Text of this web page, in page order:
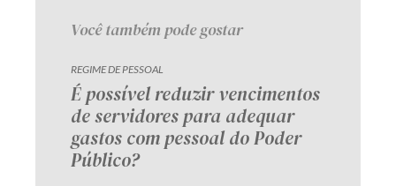
Você também pode gostar
REGIME DE PESSOAL
É possível reduzir vencimentos
de servidores para adequar
gastos com pessoal do Poder
Público?